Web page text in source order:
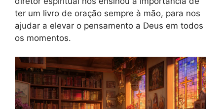
ter um livro de oração sempre à mão, para nos
ajudar a elevar o pensamento a Deus em todos
os momentos.